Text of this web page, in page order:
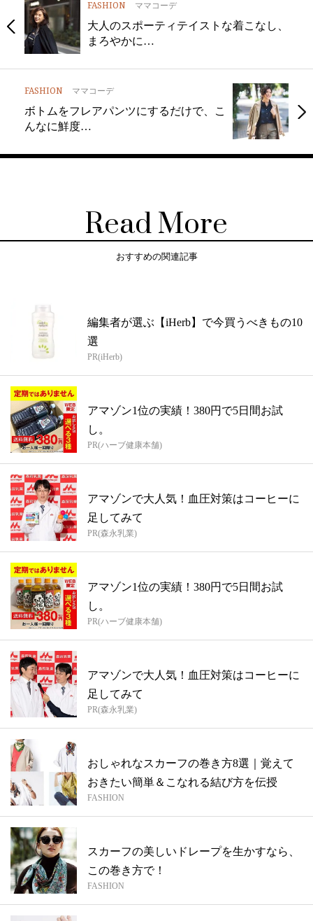
FASHION ママコーデ
大人のスポーティテイストな着こなし、
まろやかに…
FASHION ママコーデ
ボトムをフレアパンツにするだけで、こ
んなに鮮度…
Read More
おすすめの関連記事
編集者が選ぶ【iHerb】で今買うべきもの10
選
PR(iHerb)
アマゾン1位の実績！380円で5日間お試
し。
PR(ハーブ健康本舗)
アマゾンで大人気！血圧対策はコーヒーに
足してみて
PR(森永乳業)
アマゾン1位の実績！380円で5日間お試
し。
PR(ハーブ健康本舗)
アマゾンで大人気！血圧対策はコーヒーに
足してみて
PR(森永乳業)
おしゃれなスカーフの巻き方8選｜覚えて
おきたい簡単＆こなれる結び方を伝授
FASHION
スカーフの美しいドレープを生かすなら、
この巻き方で！
FASHION